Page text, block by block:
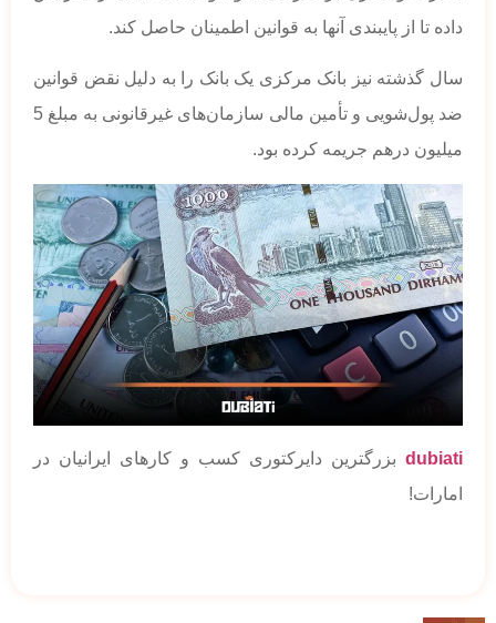
داده تا از پایبندی آنها به قوانین اطمینان حاصل کند.
سال گذشته نیز بانک مرکزی یک بانک را به دلیل نقض قوانین
ضد پول‌شویی و تأمین مالی سازمان‌های غیرقانونی به مبلغ 5
میلیون درهم جریمه کرده بود.
dubiati بزرگترین دایرکتوری کسب و کارهای ایرانیان در
امارات!